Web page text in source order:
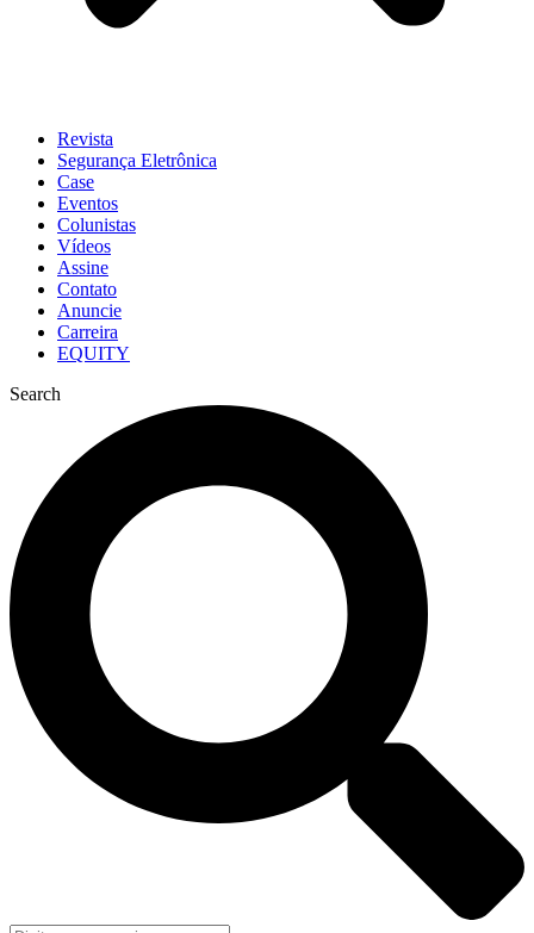
Revista
Segurança Eletrônica
Case
Eventos
Colunistas
Vídeos
Assine
Contato
Anuncie
Carreira
EQUITY
Search